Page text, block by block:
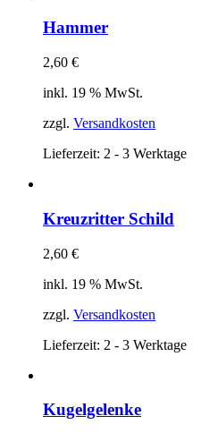
Hammer
2,60 €
inkl. 19 % MwSt.
zzgl. Versandkosten
Lieferzeit: 2 - 3 Werktage
Kreuzritter Schild
2,60 €
inkl. 19 % MwSt.
zzgl. Versandkosten
Lieferzeit: 2 - 3 Werktage
Kugelgelenke